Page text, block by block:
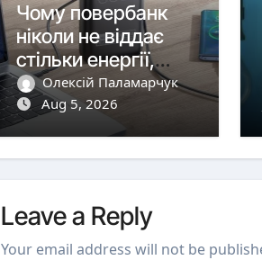
Чому повербанк
ніколи не віддає
стільки енергії,
скільки має?
Олексій Паламарчук
Aug 5, 2026
Leave a Reply
Your email address will not be